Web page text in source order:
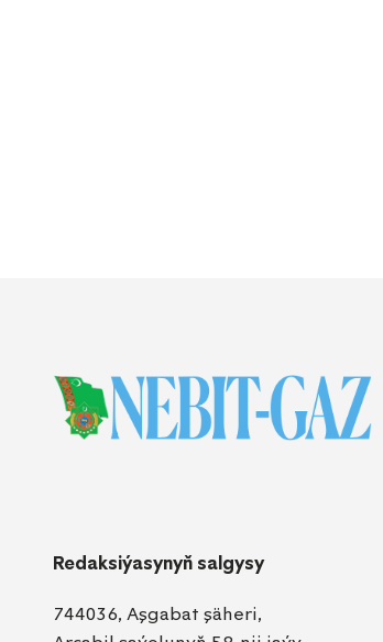
Redaksiýasynyň salgysy
744036, Aşgabat şäheri,